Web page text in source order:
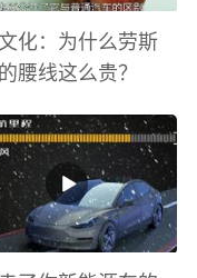
化：为什么劳斯
腰线这么贵？